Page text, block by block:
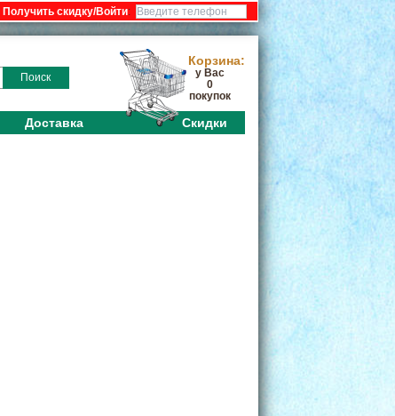
:
Поиск
Корзина:
у Вас
0
покупок
Доставка Скидки